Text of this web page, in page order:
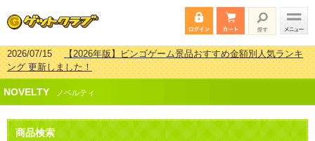
2026/07/15【2026年版】ビンゴゲーム景品おすすめ金額別人気ランキ
ング 更新しました！
2026/04/03【2026年版】ゴルフコンペ景品 3000円未満［2000円～
2999円編］もらってうれしい人気ラ…
2026/02/16【2026年版】結婚式の二次会で貰って嬉しい景品とは？ 更
新しました！
2026/02/03
NOVELTY ノベルティ
商品検索